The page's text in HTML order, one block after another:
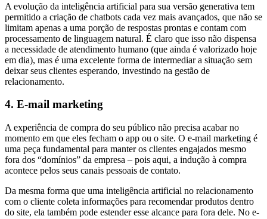
A evolução da inteligência artificial para sua versão generativa tem
permitido a criação de chatbots cada vez mais avançados, que não se
limitam apenas a uma porção de respostas prontas e contam com
processamento de linguagem natural. É claro que isso não dispensa
a necessidade de atendimento humano (que ainda é valorizado hoje
em dia), mas é uma excelente forma de intermediar a situação sem
deixar seus clientes esperando, investindo na gestão de
relacionamento.
4. E-mail marketing
A experiência de compra do seu público não precisa acabar no
momento em que eles fecham o app ou o site. O e-mail marketing é
uma peça fundamental para manter os clientes engajados mesmo
fora dos “domínios” da empresa – pois aqui, a indução à compra
acontece pelos seus canais pessoais de contato.
Da mesma forma que uma inteligência artificial no relacionamento
com o cliente coleta informações para recomendar produtos dentro
do site, ela também pode estender esse alcance para fora dele. No e-